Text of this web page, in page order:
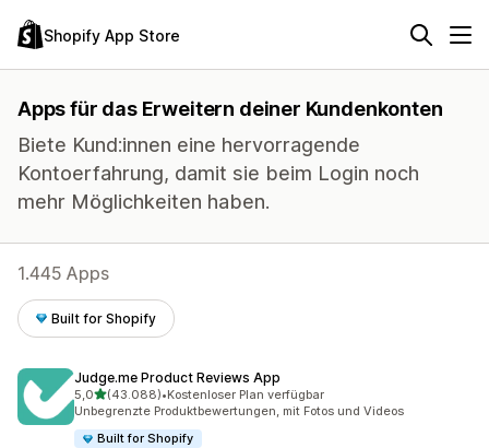
Shopify App Store
Apps für das Erweitern deiner Kundenkonten
Biete Kund:innen eine hervorragende
Kontoerfahrung, damit sie beim Login noch
mehr Möglichkeiten haben.
1.445 Apps
Built for Shopify
Judge.me Product Reviews App
5,0von 5 Sternen
(43.088)
43088 Rezensionen insgesamt
•Kostenloser Plan verfügbar
Unbegrenzte Produktbewertungen, mit Fotos und Videos
Built for Shopify